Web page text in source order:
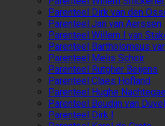
Parenteel Dirk van den
Parenteel Jan van Aerssen
Parenteel Willem I van
Parenteel Bartholomeus
Parenteel Melis Schoir
Parenteel Rutgher Beijens
Parenteel Claes Hofland
Parenteel Hughe
Parenteel Boudijn van
Parenteel Dirk I